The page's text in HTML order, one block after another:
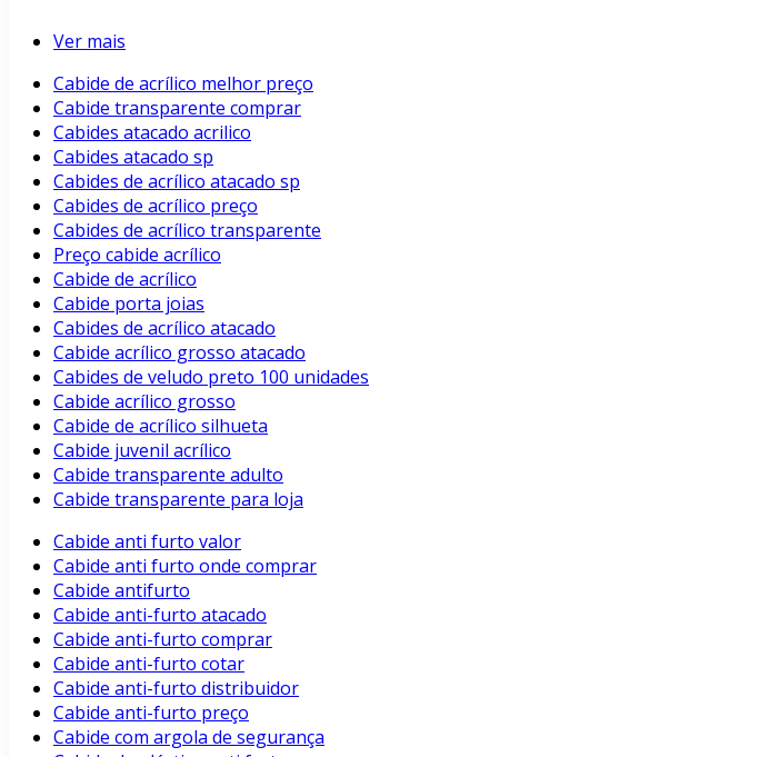
Ver mais
Cabide de acrílico melhor preço
Cabide transparente comprar
Cabides atacado acrilico
Cabides atacado sp
Cabides de acrílico atacado sp
Cabides de acrílico preço
Cabides de acrílico transparente
Preço cabide acrílico
Cabide de acrílico
Cabide porta joias
Cabides de acrílico atacado
Cabide acrílico grosso atacado
Cabides de veludo preto 100 unidades
Cabide acrílico grosso
Cabide de acrílico silhueta
Cabide juvenil acrílico
Cabide transparente adulto
Cabide transparente para loja
Cabide anti furto valor
Cabide anti furto onde comprar
Cabide antifurto
Cabide anti-furto atacado
Cabide anti-furto comprar
Cabide anti-furto cotar
Cabide anti-furto distribuidor
Cabide anti-furto preço
Cabide com argola de segurança